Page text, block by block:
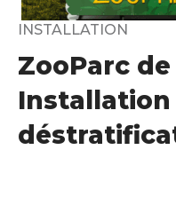
INSTALLATION
ZooParc
Installation